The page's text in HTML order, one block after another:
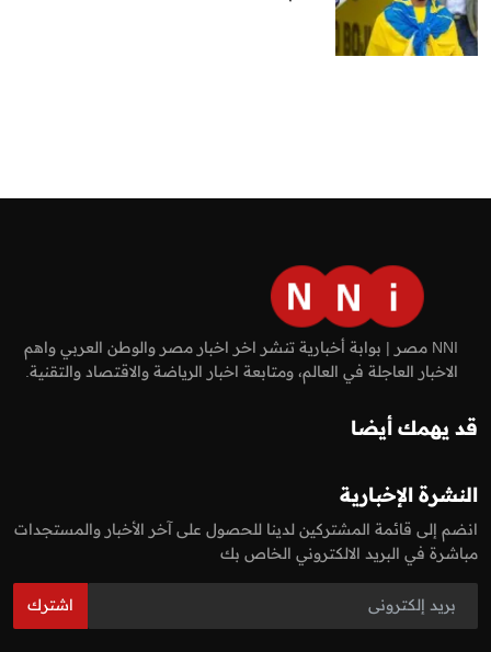
NNI مصر | بوابة أخبارية تنشر اخر اخبار مصر والوطن العربي واهم
الاخبار العاجلة في العالم، ومتابعة اخبار الرياضة والاقتصاد والتقنية.
قد يهمك أيضا
النشرة الإخبارية
انضم إلى قائمة المشتركين لدينا للحصول على آخر الأخبار والمستجدات
مباشرة في البريد الالكتروني الخاص بك
اشترك